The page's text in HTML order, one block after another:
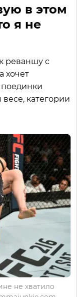
в этом
я не
реваншу с
хочет
категории
не хватило